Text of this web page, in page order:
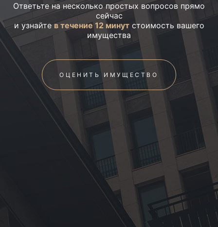
Ответьте на несколько простых вопросов прямо
сейчас
и узнайтев течение 12 минутстоимость вашего
имущества
ОЦЕНИТЬ ИМУЩЕСТВО